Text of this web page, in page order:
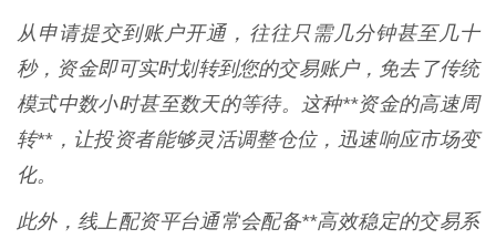
从申请提交到账户开通，往往只需几分钟甚至几十
秒，资金即可实时划转到您的交易账户，免去了传统
模式中数小时甚至数天的等待。这种**资金的高速周
转**，让投资者能够灵活调整仓位，迅速响应市场变
化。
此外，线上配资平台通常会配备**高效稳定的交易系